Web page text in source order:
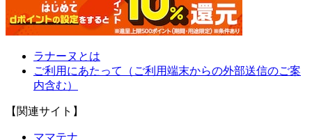
ラナーヌとは
ご利用にあたって（ご利用端末からの外部送信のご案
内含む）
【関連サイト】
ママテナ